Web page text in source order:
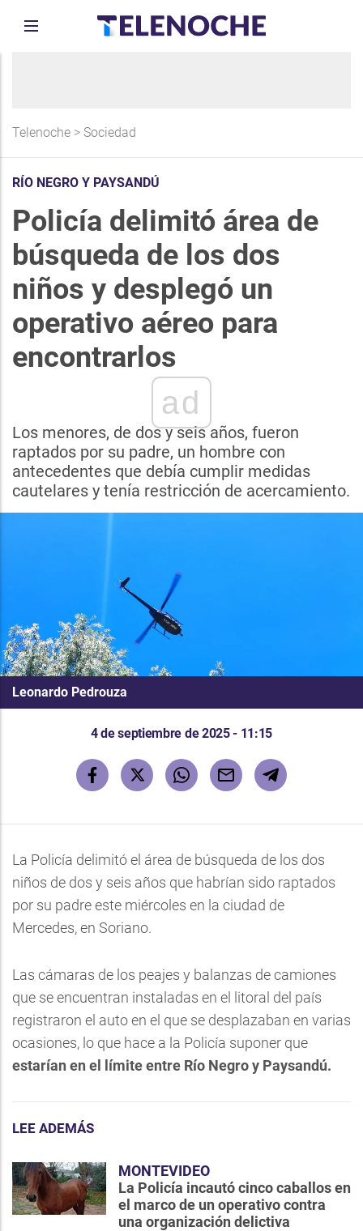
Telenoche > Sociedad
RÍO NEGRO Y PAYSANDÚ
Policía delimitó área de
búsqueda de los dos
niños y desplegó un
operativo aéreo para
encontrarlos
ad
Los menores, de dos y seis años, fueron
raptados por su padre, un hombre con
antecedentes que debía cumplir medidas
cautelares y tenía restricción de acercamiento.
Leonardo Pedrouza
4 de septiembre de 2025 - 11:15
La Policía delimitó el área de búsqueda de los dos
niños de dos y seis años que habrían sido raptados
por su padre este miércoles en la ciudad de
Mercedes, en Soriano.
Las cámaras de los peajes y balanzas de camiones
que se encuentran instaladas en el litoral del país
registraron el auto en el que se desplazaban en varias
ocasiones, lo que hace a la Policía suponer que
estarían en el límite entre Río Negro y Paysandú.
LEE ADEMÁS
MONTEVIDEO
La Policía incautó cinco caballos en
el marco de un operativo contra
una organización delictiva